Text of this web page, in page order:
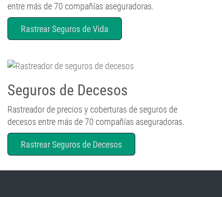
entre más de 70 compañías aseguradoras.
Rastrear Seguros de Vida
Seguros de Decesos
Rastreador de precios y coberturas de seguros de
decesos entre más de 70 compañías aseguradoras.
Rastrear Seguros de Decesos